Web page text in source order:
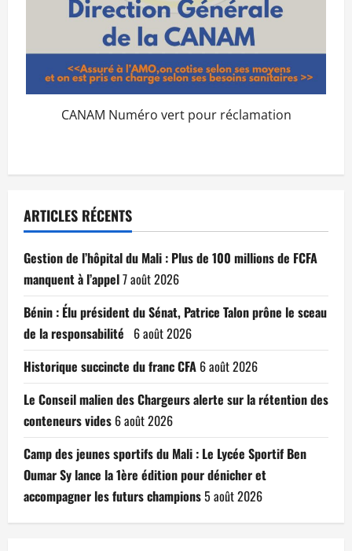
CANAM Numéro vert pour réclamation
ARTICLES RÉCENTS
Gestion de l’hôpital du Mali : Plus de 100 millions de FCFA
manquent à l’appel7 août 2026
Bénin : Élu président du Sénat, Patrice Talon prône le sceau
de la responsabilité 6 août 2026
Historique succincte du franc CFA 6 août 2026
Le Conseil malien des Chargeurs alerte sur la rétention des
conteneurs vides 6 août 2026
Camp des jeunes sportifs du Mali : Le Lycée Sportif Ben
Oumar Sy lance la 1ère édition pour dénicher et
accompagner les futurs champions5 août 2026